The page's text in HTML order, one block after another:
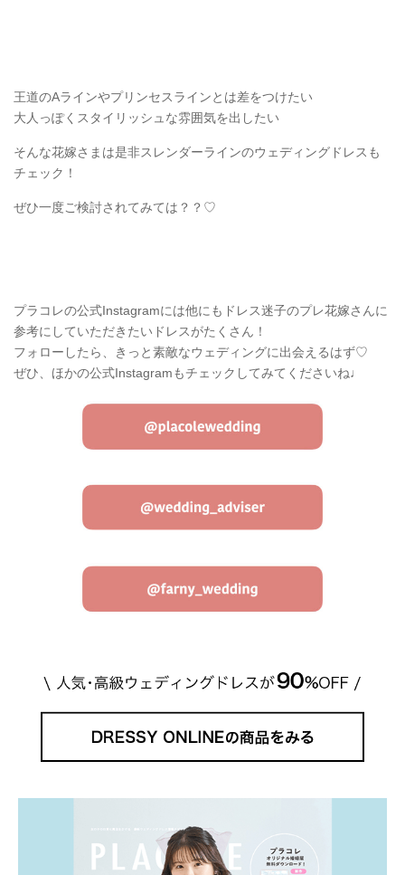
王道のAラインやプリンセスラインとは差をつけたい
大人っぽくスタイリッシュな雰囲気を出したい
そんな花嫁さまは是非スレンダーラインのウェディングドレスも
チェック！
ぜひ一度ご検討されてみては？？♡
プラコレの公式Instagramには他にもドレス迷子のプレ花嫁さんに
参考にしていただきたいドレスがたくさん！
フォローしたら、きっと素敵なウェディングに出会えるはず♡
ぜひ、ほかの公式Instagramもチェックしてみてくださいね♩